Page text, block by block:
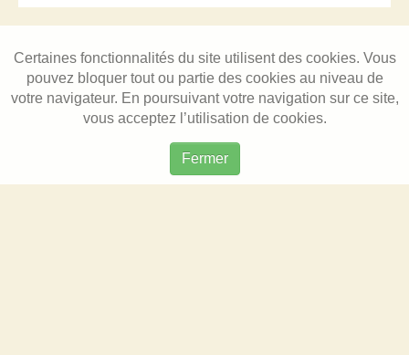
Certaines fonctionnalités du site utilisent des cookies. Vous
pouvez bloquer tout ou partie des cookies au niveau de
votre navigateur. En poursuivant votre navigation sur ce site,
vous acceptez l’utilisation de cookies.
Fermer